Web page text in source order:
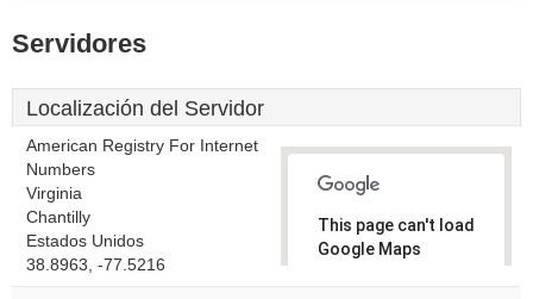
Servidores
Localización del Servidor
American Registry For Internet
Numbers
Virginia
Chantilly
Estados Unidos
38.8963, -77.5216
This page can't load
Google Maps